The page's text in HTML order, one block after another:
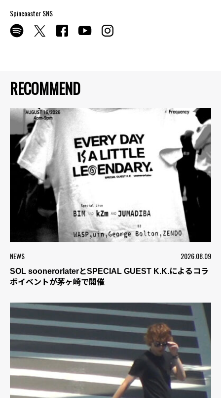
RECOMMEND
NEWS 2026.08.09
SOL soonerorlaterとSPECIAL GUEST K.K.によるコラ
ボイベントが茅ヶ崎で開催
Spincoaster SNS